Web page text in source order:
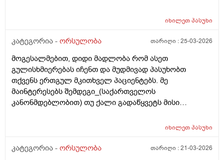
იხილეთპასუხი
კატეგორია - ორსულობა თარიღი :25-03-2026
მოგესალმებით, დიდი მადლობა რომ ასეთ
გულისხმიერებას იჩენთ და მუდმივად პასუხობთ
თქვენს ერთგულ მკითხველ პაციენტებს. მე
მაინტერესებს შემდეგი_(საქართველოს
კანონმდებლობით) თუ ქალი გადაწყვეტს მისი
(კვერცხუჯრედის კრიოპრეზერვაცია) შესაძლებელი?
მნიშვნელოვანი შეკითხვა_თუ, დავუშვათ, საკუთარ
იხილეთპასუხი
კატეგორია - ორსულობა თარიღი :21-03-2026